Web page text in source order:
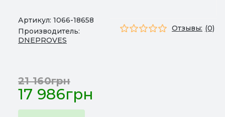
Артикул: 1066-18658
Производитель:
DNEPROVES
Отзывы: (0)
17 986грн
21 160грн